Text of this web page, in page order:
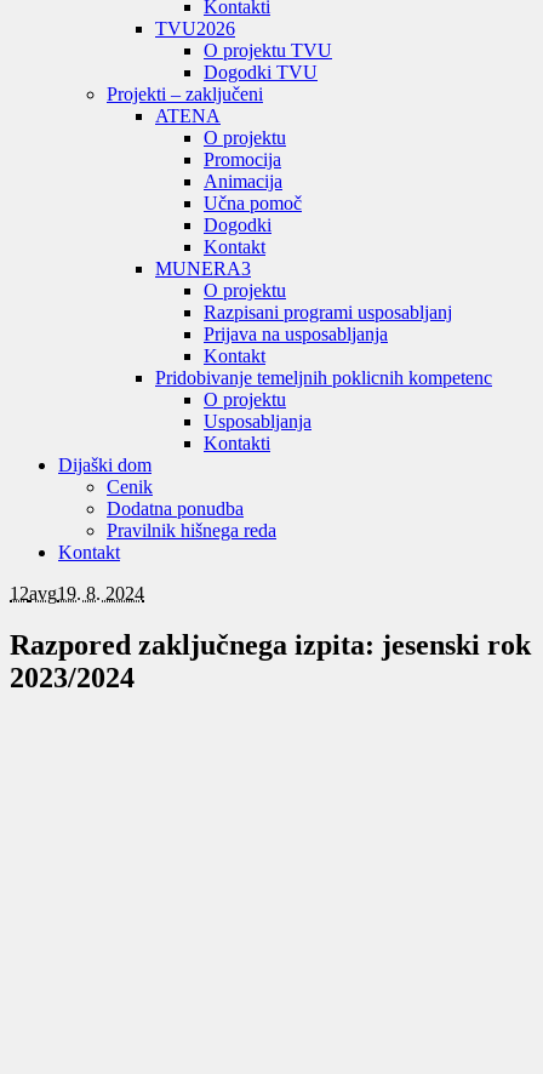
Kontakti
TVU2026
O projektu TVU
Dogodki TVU
Projekti – zaključeni
ATENA
O projektu
Promocija
Animacija
Učna pomoč
Dogodki
Kontakt
MUNERA3
O projektu
Razpisani programi usposabljanj
Prijava na usposabljanja
Kontakt
Pridobivanje temeljnih poklicnih kompetenc
O projektu
Usposabljanja
Kontakti
Dijaški dom
Cenik
Dodatna ponudba
Pravilnik hišnega reda
Kontakt
12avg19. 8. 2024
Razpored zaključnega izpita: jesenski rok
2023/2024